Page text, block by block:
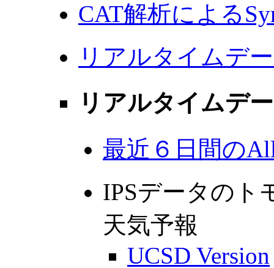
CAT解析による
リアルタイムデ
リアルタイムデ
最近６日間の
IPSデータのト
天気予報
UCSD Version